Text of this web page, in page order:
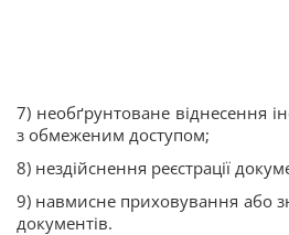
7) необґрунтоване віднесення
з обмеженим доступом;
8) нездійснення реєстрації
9) навмисне приховування або
документів.